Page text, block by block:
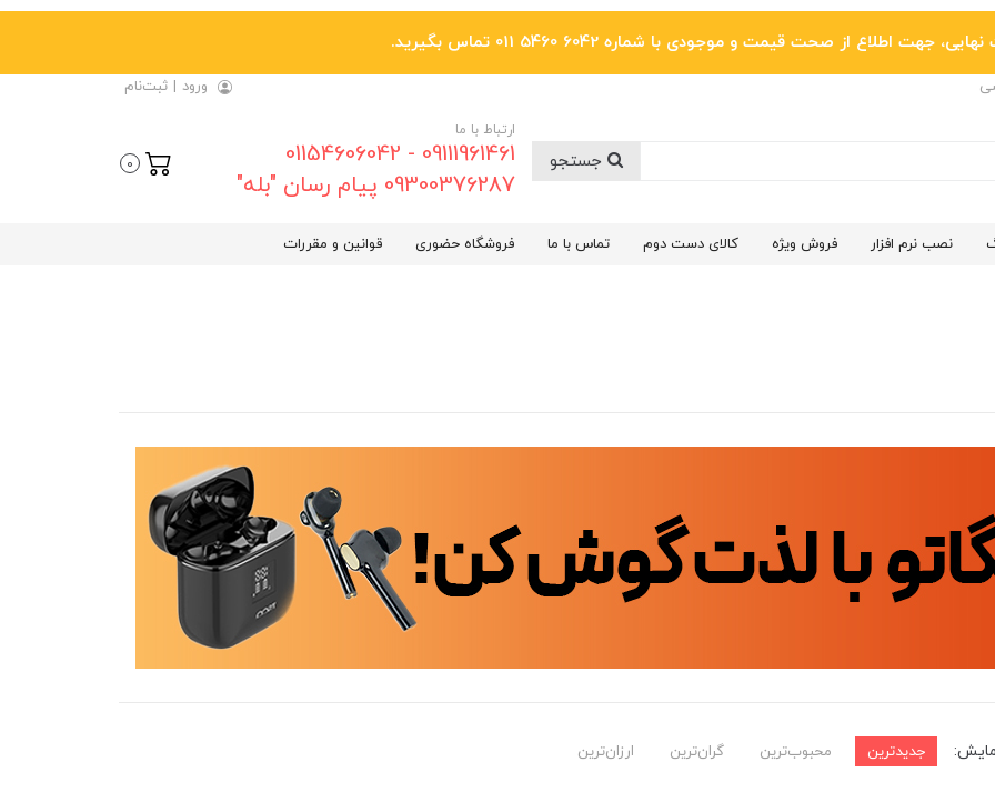
جهت اطلاع از صحت قیمت و موجودی با شماره 6042 5460 011 تماس بگیرید.
ورود | ثبت‌نام
ارتباط با ما
09111961461 - 01154606042
09300376287 پیام رسان "بله"
0
نصب نرم افزار فروش ویژه کالای دست دوم تماس با ما فروشگاه حضوری قوانین و مقررات
جدیدترین محبوب‌ترین گران‌ترین ارزان‌ترین